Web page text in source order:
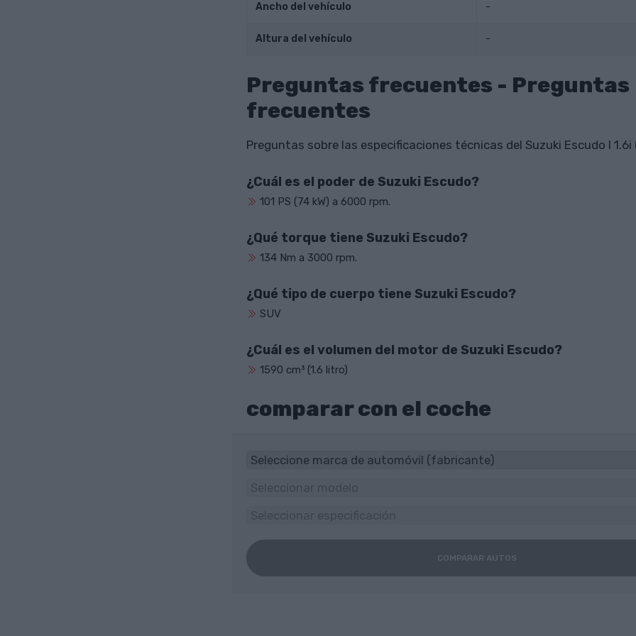
Ancho del vehículo -
Altura del vehículo -
Preguntas frecuentes - Preguntas
frecuentes
Preguntas sobre las especificaciones técnicas del Suzuki Escudo I 1.6i
¿Cuál es el poder de Suzuki Escudo?
101 PS (74 kW) a 6000 rpm.
¿Qué torque tiene Suzuki Escudo?
134 Nm a 3000 rpm.
¿Qué tipo de cuerpo tiene Suzuki Escudo?
SUV
¿Cuál es el volumen del motor de Suzuki Escudo?
1590 cm³ (1.6 litro)
comparar con el coche
COMPARAR AUTOS